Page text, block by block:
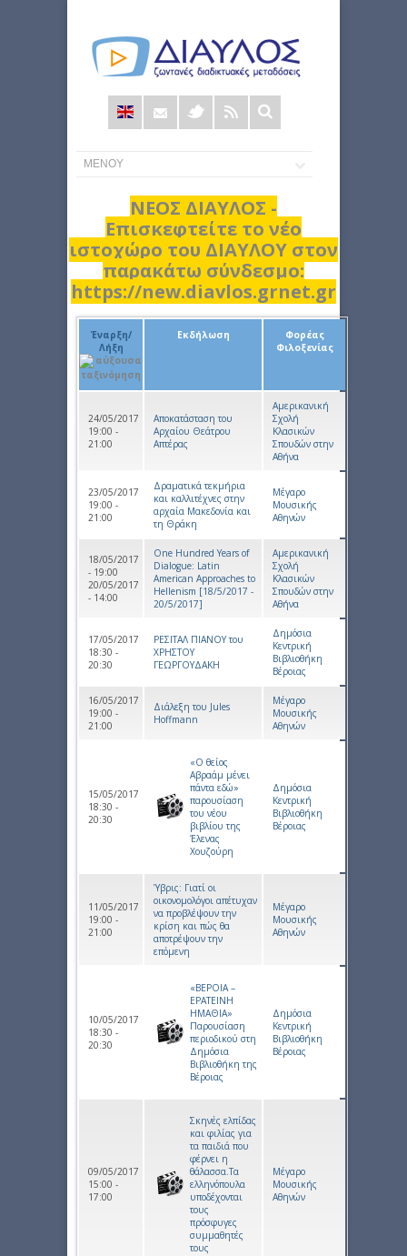
Φόρμα
αναζήτησης
ΝΕΟΣ ΔΙΑΥΛΟΣ -
Επισκεφτείτε το νέο
ιστοχώρο του ΔΙΑΥΛΟΥ στον
παρακάτω σύνδεσμο:
https://new.diavlos.grnet.gr
Έναρξη/
Λήξη
Εκδήλωση
Φορέας
Φιλοξενίας
24/05/2017
19:00 -
21:00
Αποκατάσταση του
Αρχαίου Θεάτρου
Απτέρας
Αμερικανική
Σχολή
Κλασικών
Σπουδών στην
Αθήνα
23/05/2017
19:00 -
21:00
Δραματικά τεκμήρια
και καλλιτέχνες στην
αρχαία Μακεδονία και
τη Θράκη
Μέγαρο
Μουσικής
Αθηνών
18/05/2017
- 19:00
20/05/2017
- 14:00
One Hundred Years of
Dialogue: Latin
American Approaches to
Hellenism [18/5/2017 -
20/5/2017]
Αμερικανική
Σχολή
Κλασικών
Σπουδών στην
Αθήνα
17/05/2017
18:30 -
20:30
ΡΕΣΙΤΑΛ ΠΙΑΝΟΥ του
ΧΡΗΣΤΟΥ
ΓΕΩΡΓΟΥΔΑΚΗ
Δημόσια
Κεντρική
Βιβλιοθήκη
Βέροιας
16/05/2017
19:00 -
21:00
Διάλεξη του Jules
Hoffmann
Μέγαρο
Μουσικής
Αθηνών
15/05/2017
18:30 -
20:30
«Ο θείος
Αβραάμ μένει
πάντα εδώ»
παρουσίαση
του νέου
βιβλίου της
Έλενας
Χουζούρη
Δημόσια
Κεντρική
Βιβλιοθήκη
Βέροιας
11/05/2017
19:00 -
21:00
Ύβρις: Γιατί οι
οικονομολόγοι απέτυχαν
να προβλέψουν την
κρίση και πώς θα
αποτρέψουν την
επόμενη
Μέγαρο
Μουσικής
Αθηνών
10/05/2017
18:30 -
20:30
«ΒΕΡΟΙΑ –
ΕΡΑΤΕΙΝΗ
ΗΜΑΘΙΑ»
Παρουσίαση
περιοδικού στη
Δημόσια
Βιβλιοθήκη της
Βέροιας
Δημόσια
Κεντρική
Βιβλιοθήκη
Βέροιας
09/05/2017
15:00 -
17:00
Σκηνές ελπίδας
και φιλίας για
τα παιδιά που
φέρνει η
θάλασσα.Τα
ελληνόπουλα
υποδέχονται
τους
πρόσφυγες
συμμαθητές
τους
Μέγαρο
Μουσικής
Αθηνών